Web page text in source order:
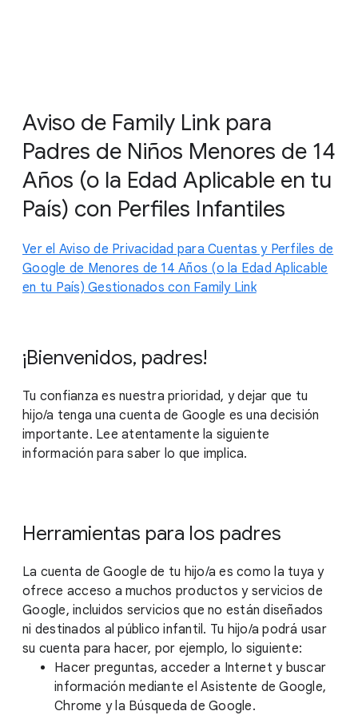
Aviso de Family Link para
Padres de Niños Menores de 14
Años (o la Edad Aplicable en tu
País) con Perfiles Infantiles
Ver el Aviso de Privacidad para Cuentas y Perfiles de
Google de Menores de 14 Años (o la Edad Aplicable
en tu País) Gestionados con Family Link
¡Bienvenidos, padres!
Tu confianza es nuestra prioridad, y dejar que tu
hijo/a tenga una cuenta de Google es una decisión
importante. Lee atentamente la siguiente
información para saber lo que implica.
Herramientas para los padres
La cuenta de Google de tu hijo/a es como la tuya y
ofrece acceso a muchos productos y servicios de
Google, incluidos servicios que no están diseñados
ni destinados al público infantil. Tu hijo/a podrá usar
su cuenta para hacer, por ejemplo, lo siguiente:
Hacer preguntas, acceder a Internet y buscar
información mediante el Asistente de Google,
Chrome y la Búsqueda de Google.